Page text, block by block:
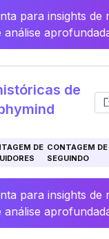
para insights de
análise
de
DE CONTAGEM DE
SEGUINDO
para insights de
análise